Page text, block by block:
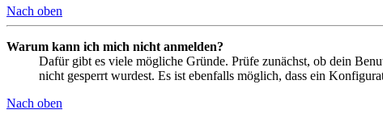
Nach oben
Warum kann ich mich nicht anmelden?
Dafür gibt es viele mögliche Gründe. Prüfe zunächst, ob dein
nicht gesperrt wurdest. Es ist ebenfalls möglich, dass ein
Nach oben